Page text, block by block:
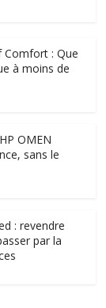
Comfort : Que
à moins de
OMEN
sans le
: revendre
par la